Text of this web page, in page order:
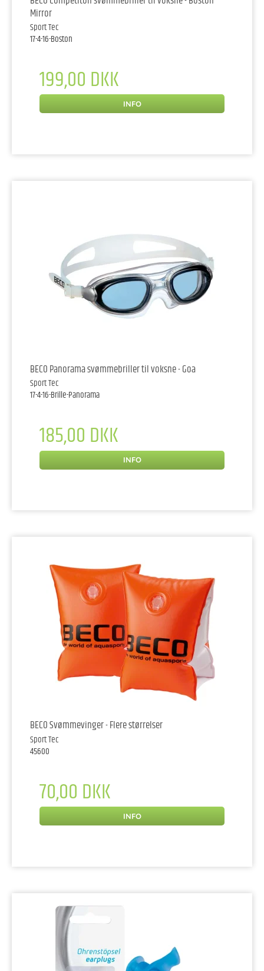
Mirror
Sport Tec
17-4-16-Boston
199,00 DKK
INFO
BECO Panorama svømmebriller til voksne - Goa
Sport Tec
17-4-16-Brille-Panorama
185,00 DKK
INFO
BECO Svømmevinger - Flere størrelser
Sport Tec
45600
70,00 DKK
INFO